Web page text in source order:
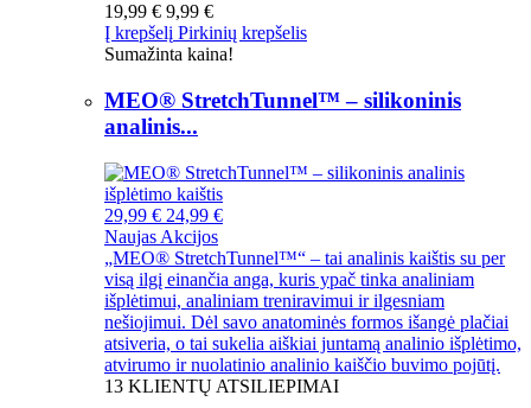
19,99 € 9,99 €
Į krepšelį Pirkinių krepšelis
Sumažinta kaina!
MEO® StretchTunnel™ – silikoninis
analinis...
29,99 € 24,99 €
Naujas Akcijos
„MEO® StretchTunnel™“ – tai analinis kaištis su per
visą ilgį einančia anga, kuris ypač tinka analiniam
išplėtimui, analiniam treniravimui ir ilgesniam
nešiojimui. Dėl savo anatominės formos išangė plačiai
atsiveria, o tai sukelia aiškiai juntamą analinio išplėtimo,
atvirumo ir nuolatinio analinio kaiščio buvimo pojūtį.
13 KLIENTŲ ATSILIEPIMAI